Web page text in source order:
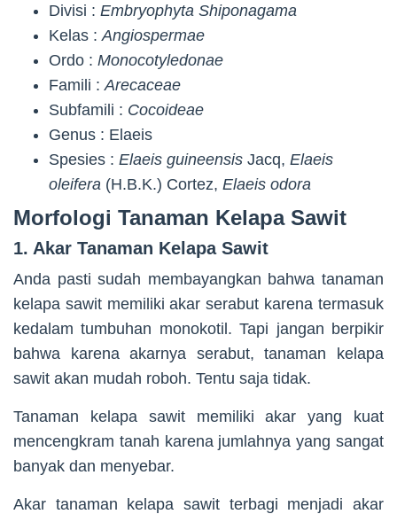
Divisi : Embryophyta Shiponagama
Kelas : Angiospermae
Ordo : Monocotyledonae
Famili : Arecaceae
Subfamili : Cocoideae
Genus : Elaeis
Spesies : Elaeis guineensis Jacq, Elaeis
oleifera (H.B.K.) Cortez, Elaeis odora
Morfologi Tanaman Kelapa Sawit
1. Akar Tanaman Kelapa Sawit
Anda pasti sudah membayangkan bahwa tanaman
kelapa sawit memiliki akar serabut karena termasuk
kedalam tumbuhan monokotil. Tapi jangan berpikir
bahwa karena akarnya serabut, tanaman kelapa
sawit akan mudah roboh. Tentu saja tidak.
Tanaman kelapa sawit memiliki akar yang kuat
mencengkram tanah karena jumlahnya yang sangat
banyak dan menyebar.
Akar tanaman kelapa sawit terbagi menjadi akar